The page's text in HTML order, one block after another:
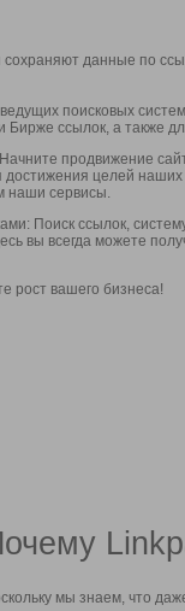
данные по
поисковых
ссылок, а также
продвижение
достижения целей
наши сервисы.
Поиск ссылок,
вы всегда можете
рост вашего бизнеса!
мы знаем, что